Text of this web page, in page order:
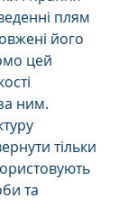
плям
його
цей
ним.
тільки
та